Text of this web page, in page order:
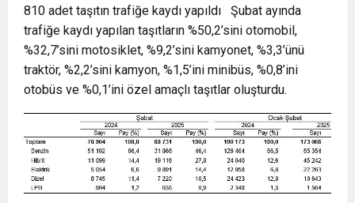
Buluşması
14:11 Buca’da Ruhsatı Tartışmalı İnşaat Meclis
Gündeminde: “Cumhurbaşkanı Kararnamesi
Bile Çiğnendi”
18:28 Eğitim Camiasının Yakından Tanıdığı İsim:
Abdulrezak Kaldan Torbalı Yolunda
810 adet taşıtın trafiğe kaydı yapıldı Şubat ayında
trafiğe kaydı yapılan taşıtların %50,2’sini otomobil,
%32,7’sini motosiklet, %9,2’sini kamyonet, %3,3’ünü
traktör, %2,2’sini kamyon, %1,5’ini minibüs, %0,8’ini
otobüs ve %0,1’ini özel amaçlı taşıtlar oluşturdu.